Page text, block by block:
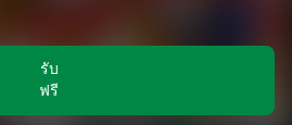
รับ
ฟรี